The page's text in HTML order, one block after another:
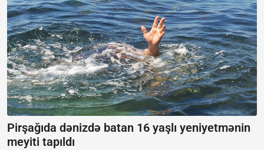
Pirşağıda dənizdə batan 16 yaşlı yeniyetmənin
meyiti tapıldı